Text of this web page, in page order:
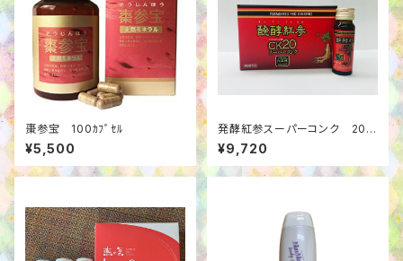
棗参宝 100ｶﾌﾟｾﾙ
¥5,500
発酵紅参スーパーコンク 20m
l×10本
¥9,720